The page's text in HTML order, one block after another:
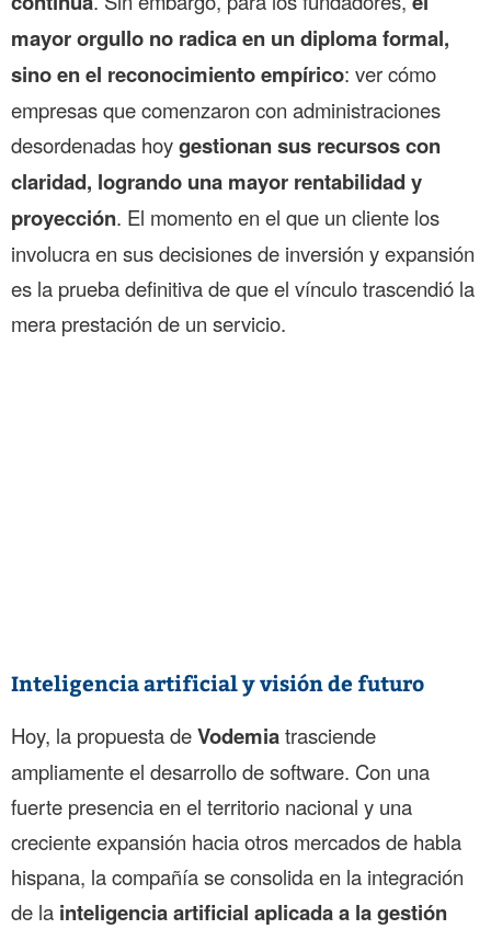
mayor orgullo no radica en un diploma formal,
sino en el reconocimiento empírico: ver cómo
empresas que comenzaron con administraciones
desordenadas hoygestionan sus recursos con
claridad, logrando una mayor rentabilidad y
proyección. El momento en el que un cliente los
involucra en sus decisiones de inversión y expansión
es la prueba definitiva de que el vínculo trascendió la
mera prestación de un servicio.
Inteligencia artificial y visión de futuro
Hoy, la propuesta deVodemiatrasciende
ampliamente el desarrollo de software. Con una
fuerte presencia en el territorio nacional y una
creciente expansión hacia otros mercados de habla
hispana, la compañía se consolida en la integración
de la inteligencia artificial aplicada a la gestión